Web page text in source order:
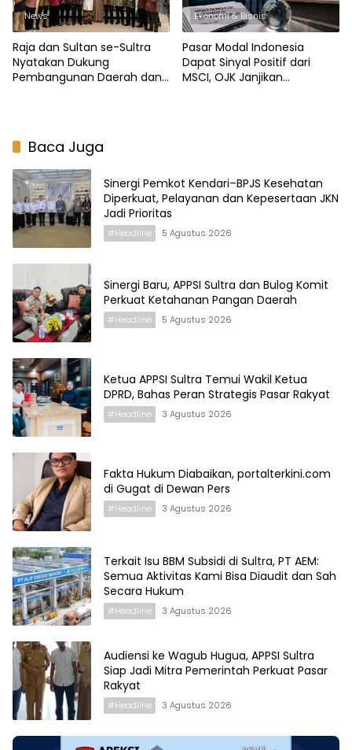
News
Raja dan Sultan se-Sultra
Nyatakan Dukung
Pembangunan Daerah dan
Ekonomi & Bisnis
Pasar Modal Indonesia
Dapat Sinyal Positif dari
MSCI, OJK Janjikan
Baca Juga
Sinergi Pemkot Kendari–BPJS Kesehatan
Diperkuat, Pelayanan dan Kepesertaan JKN
Jadi Prioritas
#Headline 5 Agustus 2026
Sinergi Baru, APPSI Sultra dan Bulog Komit
Perkuat Ketahanan Pangan Daerah
#Headline 5 Agustus 2026
Ketua APPSI Sultra Temui Wakil Ketua
DPRD, Bahas Peran Strategis Pasar Rakyat
#Headline 3 Agustus 2026
Fakta Hukum Diabaikan, portalterkini.com
di Gugat di Dewan Pers
#Headline 3 Agustus 2026
Terkait Isu BBM Subsidi di Sultra, PT AEM:
Semua Aktivitas Kami Bisa Diaudit dan Sah
Secara Hukum
#Headline 3 Agustus 2026
Audiensi ke Wagub Hugua, APPSI Sultra
Siap Jadi Mitra Pemerintah Perkuat Pasar
Rakyat
#Headline 3 Agustus 2026